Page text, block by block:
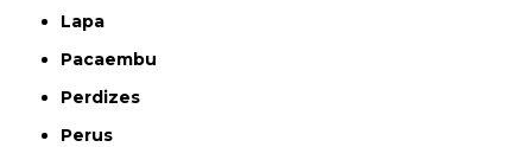
Lapa
Pacaembu
Perdizes
Perus